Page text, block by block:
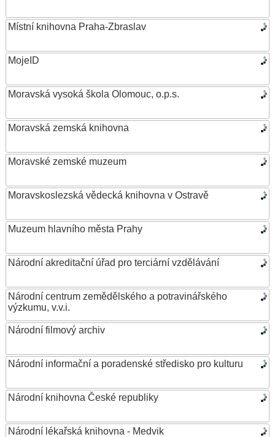
Místní knihovna Praha-Zbraslav
MojeID
Moravská vysoká škola Olomouc, o.p.s.
Moravská zemská knihovna
Moravské zemské muzeum
Moravskoslezská vědecká knihovna v Ostravě
Muzeum hlavního města Prahy
Národní akreditační úřad pro terciární vzdělávání
Národní centrum zemědělského a potravinářského
výzkumu, v.v.i.
Národní filmový archiv
Národní informační a poradenské středisko pro kulturu
Národní knihovna České republiky
Národní lékařská knihovna - Medvik